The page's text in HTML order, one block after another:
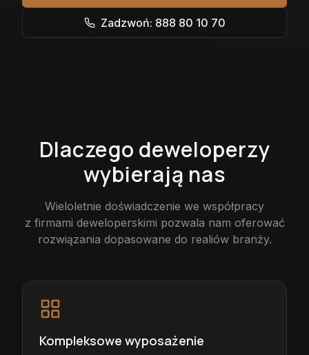
Zadzwoń: 888 80 10 70
Dlaczego deweloperzy
wybierają nas
Wieloletnie doświadczenie we współpracy
z firmami deweloperskimi pozwala nam oferować
rozwiązania dopasowane do realiów branży.
Kompleksowe wyposażenie